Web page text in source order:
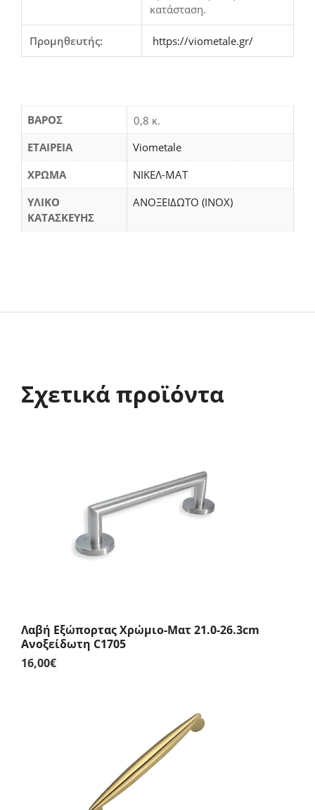
κατάσταση.
Προμηθευτής: https://viometale.gr/
ΒΆΡΟΣ
0,8 κ.
ΕΤΑΙΡΕΙΑ
Viometale
ΧΡΩΜΑ
ΝΙΚΕΛ-ΜΑΤ
ΥΛΙΚΟ
ΚΑΤΑΣΚΕΥΗΣ
ΑΝΟΞΕΙΔΩΤΟ (INOX)
Σχετικά προϊόντα
Λαβή Εξώπορτας Χρώμιο-Ματ 21.0-26.3cm
Ανοξείδωτη C1705
16,00€